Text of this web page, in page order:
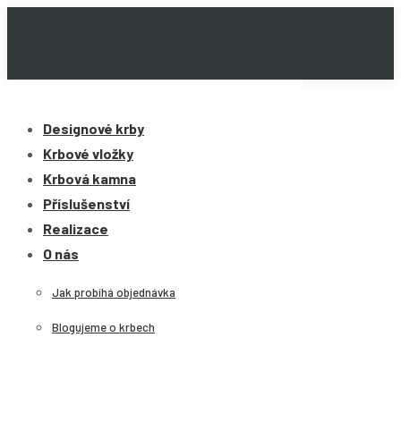
Designové krby
Krbové vložky
Krbová kamna
Příslušenství
Realizace
O nás
Jak probíhá objednávka
Blogujeme o krbech